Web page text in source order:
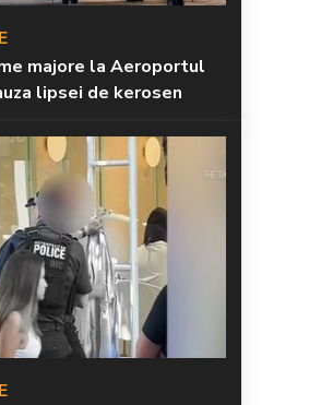
majore la Aeroportul
lipsei de kerosen